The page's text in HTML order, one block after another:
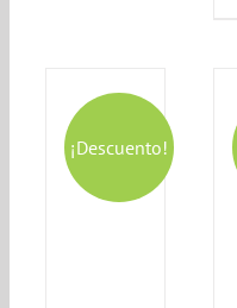
¡Descuento!